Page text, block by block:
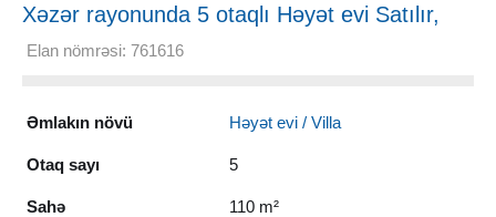
Xəzər rayonunda 5 otaqlı Həyət evi Satılır,
110 m²
Elan nömrəsi: 761616
Əmlakın növü Həyət evi / Villa
Otaq sayı 5
Sahə 110 m²